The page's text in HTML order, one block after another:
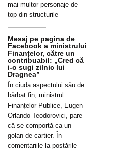
mai multor personaje de
top din structurile
Mesaj pe pagina de
Facebook a ministrului
Finanțelor, către un
contribuabil: „Cred că
i-o sugi zilnic lui
Dragnea”
În ciuda aspectului său de
bărbat fin, ministrul
Finanțelor Publice, Eugen
Orlando Teodorovici, pare
că se comportă ca un
golan de cartier. În
comentariile la postările